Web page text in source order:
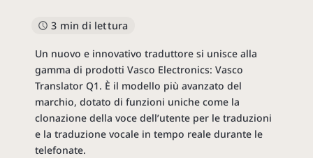
3 min di lettura
Un nuovo e innovativo traduttore si unisce alla
gamma di prodotti Vasco Electronics: Vasco
Translator Q1. È il modello più avanzato del
marchio, dotato di funzioni uniche come la
clonazione della voce dell’utente per le traduzioni
e la traduzione vocale in tempo reale durante le
telefonate.